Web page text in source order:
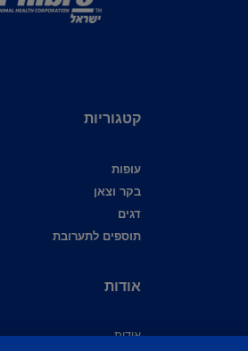
קטגוריות
עופות
בקר וצאן
דגים
תוספים לתערובת
אודות
אודות